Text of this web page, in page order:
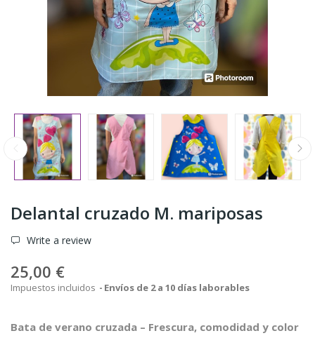
Delantal cruzado M. mariposas
Write a review
25,00 €
Impuestos incluidos Envíos de 2 a 10 días laborables
Bata de verano cruzada – Frescura, comodidad y color